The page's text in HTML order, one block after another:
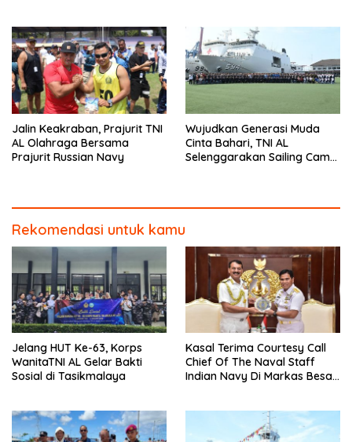
Jalin Keakraban, Prajurit TNI
AL Olahraga Bersama
Prajurit Russian Navy
Wujudkan Generasi Muda
Cinta Bahari, TNI AL
Selenggarakan Sailing Camp
Rekomendasi untuk kamu
Jelang HUT Ke-63, Korps
WanitaTNI AL Gelar Bakti
Sosial di Tasikmalaya
Kasal Terima Courtesy Call
Chief Of The Naval Staff
Indian Navy Di Markas Besar